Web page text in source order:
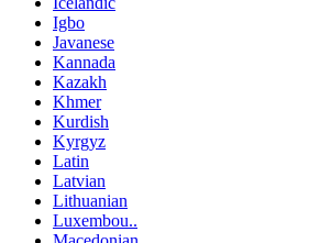
Igbo
Javanese
Kannada
Kazakh
Khmer
Kurdish
Kyrgyz
Latin
Latvian
Lithuanian
Luxembou..